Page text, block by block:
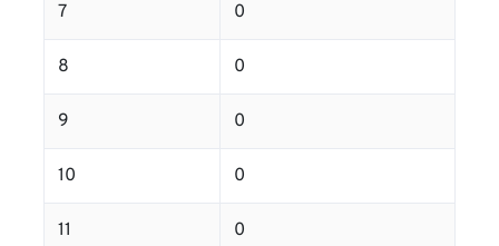
7 0
8 0
9 0
10 0
11 0